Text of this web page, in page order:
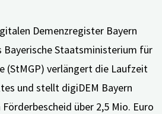
Demenzregister Bayern
Bayerische Staatsministerium für
(StMGP) verlängert die Laufzeit
und stellt digiDEM Bayern
über 2,5 Mio. Euro